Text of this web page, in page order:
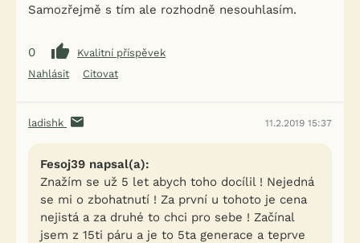
Samozřejmě s tím ale rozhodně nesouhlasím.
0
Kvalitní příspěvek
Nahlásit
Citovat
ladishk 11.2.2019 15:37
Fesoj39 napsal(a):
Znažím se už 5 let abych toho docílil ! Nejedná
se mi o zbohatnutí ! Za první u tohoto je cena
nejistá a za druhé to chci pro sebe ! Začínal
jsem z 15ti páru a je to 5ta generace a teprve